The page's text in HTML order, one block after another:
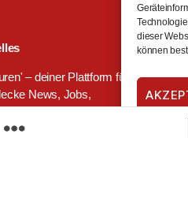
dieser
können
– deiner Plattform für
News, Jobs,
und vieles mehr. Täglich,
Deine zentrale